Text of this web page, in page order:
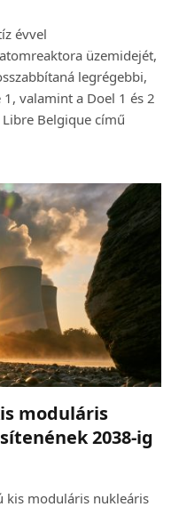
évvel
üzemidejét,
legrégebbi,
valamint a Doel 1 és 2
Belgique című
moduláris
2038-ig
kis moduláris nukleáris